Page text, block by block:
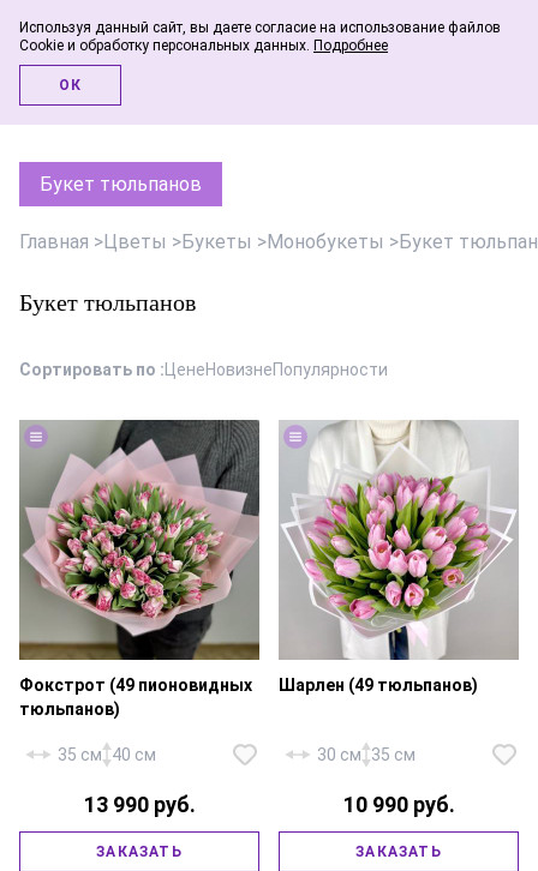
Букет тюльпанов
Главная >Цветы >Букеты >Монобукеты >Букет
Букет тюльпанов
Сортировать по : ЦенеНовизнеПопулярности
Тюльпан пионовидный
«Фокстрот» — 49 шт., фирменная
Фокстрот (49 пионовидных
тюльпанов)
35 см 40 см
13 990 руб.
ЗАКАЗАТЬ
Тюльпан — 49 шт., фирменная
Шарлен (49 тюльпанов)
30 см 35 см
10 990 руб.
ЗАКАЗАТЬ
Используя данный сайт, вы даете согласие на использование файлов
Cookie и обработку персональных данных. Подробнее
ОК